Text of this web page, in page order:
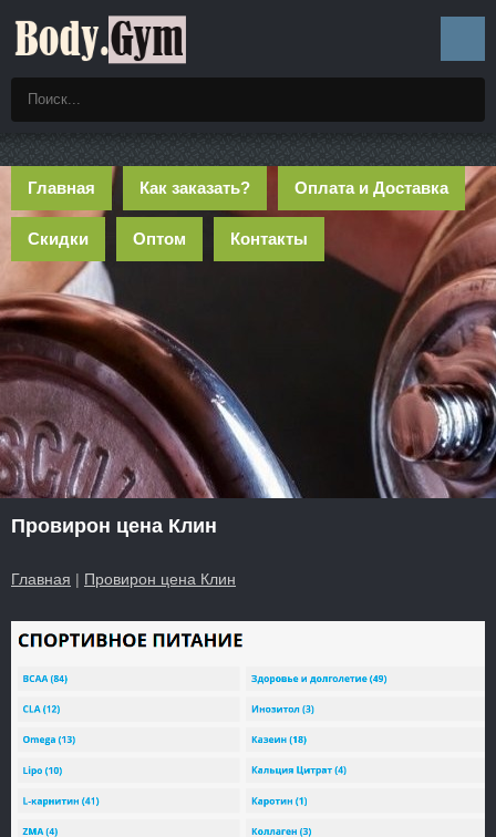
Главная Как заказать? Оплата и Доставка
Скидки Оптом Контакты
Провирон цена Клин
Главная | Провирон цена Клин